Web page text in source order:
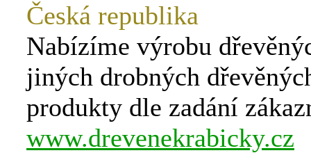
Česká republika
Nabízíme výrobu
jiných drobných
produkty dle zadání
www.drevenekrabicky.cz